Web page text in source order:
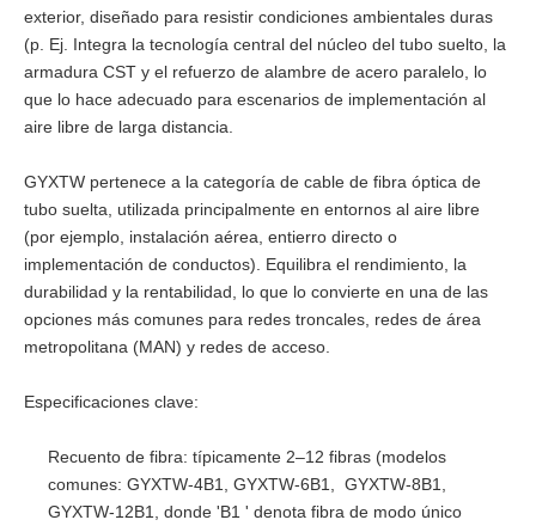
exterior, diseñado para resistir condiciones ambientales duras
(p. Ej. Integra la tecnología central del núcleo del tubo suelto, la
armadura CST y el refuerzo de alambre de acero paralelo, lo
que lo hace adecuado para escenarios de implementación al
aire libre de larga distancia.
GYXTW pertenece a la categoría de cable de fibra óptica de
tubo suelta, utilizada principalmente en entornos al aire libre
(por ejemplo, instalación aérea, entierro directo o
implementación de conductos). Equilibra el rendimiento, la
durabilidad y la rentabilidad, lo que lo convierte en una de las
opciones más comunes para redes troncales, redes de área
metropolitana (MAN) y redes de acceso.
Especificaciones clave:
Recuento de fibra: típicamente 2–12 fibras (modelos
comunes: GYXTW-4B1, GYXTW-6B1, GYXTW-8B1,
GYXTW-12B1, donde 'B1 ' denota fibra de modo único